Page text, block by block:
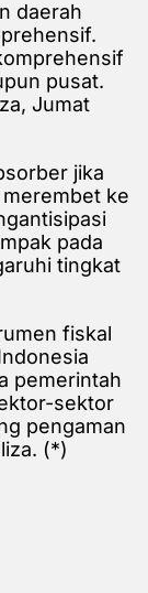
daerah
pusat.
Jumat
jika
ke
pada
tingkat
fiskal
pemerintah
sektor
pengaman
(*)